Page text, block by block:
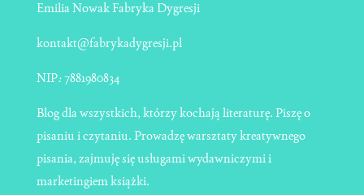
Emilia Nowak Fabryka Dygresji
kontakt@fabrykadygresji.pl
NIP:7881980834
Blog dla wszystkich, którzy kochają literaturę. Piszę o
pisaniu i czytaniu. Prowadzę warsztaty kreatywnego
pisania, zajmuję się usługami wydawniczymi i
marketingiem książki.